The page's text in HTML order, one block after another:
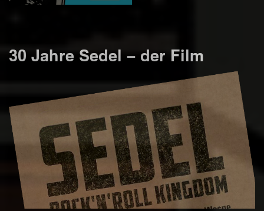
30 Jahre Sedel – der Film